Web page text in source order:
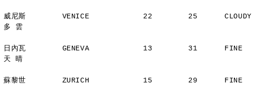
威尼斯        VENICE            22        25      CLOUDY
多 雲
日內瓦        GENEVA            13        31      FINE
天 晴
蘇黎世        ZURICH            15        29      FINE